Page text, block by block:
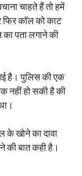
चाहते हैं तो हमें
फिर कॉल को काट
पता लगाने की
है। पुलिस की एक
नहीं हो सकी है की
के खोने का दावा
की बात कही है।